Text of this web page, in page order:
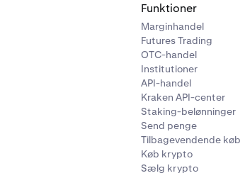
Funktioner
Marginhandel
Futures Trading
OTC-handel
Institutioner
API-handel
Kraken API-center
Staking-belønninger
Send penge
Tilbagevendende køb
Køb krypto
Sælg krypto